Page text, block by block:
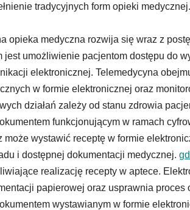
tradycyjnych form opieki medycznej.
opieka medyczna rozwija się wraz z
jest umożliwienie pacjentom dostępu do
elektronicznej. Telemedycyna
w formie elektronicznej oraz
działań zależy od stanu zdrowia
funkcjonującym w ramach
może wystawić receptę w formie
i dostępnej dokumentacji medycznej.
realizację recepty w aptece.
papierowej oraz usprawnia
wystawianym w formie